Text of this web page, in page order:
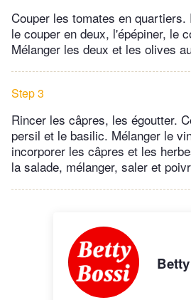
Couper les tomates en quartiers.
le couper en deux, l'épépiner, le
Mélanger les deux et les olives
Step 3
Rincer les câpres, les égoutter.
persil et le basilic. Mélanger le
incorporer les câpres et les
la salade, mélanger, saler et